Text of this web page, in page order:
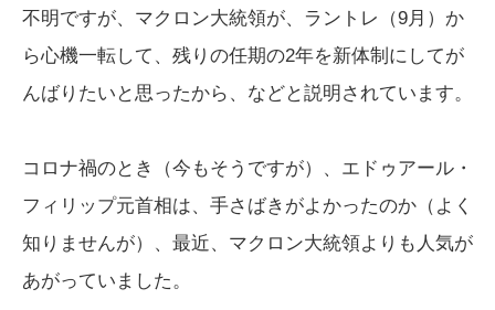
不明ですが、マクロン大統領が、ラントレ（9月）か
ら心機一転して、残りの任期の2年を新体制にしてが
んばりたいと思ったから、などと説明されています。
コロナ禍のとき（今もそうですが）、エドゥアール・
フィリップ元首相は、手さばきがよかったのか（よく
知りませんが）、最近、マクロン大統領よりも人気が
あがっていました。